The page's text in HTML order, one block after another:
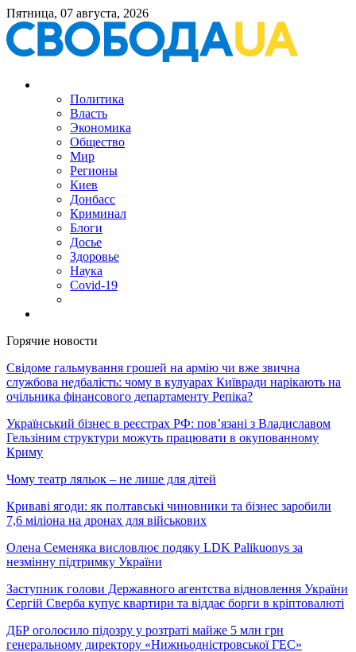
Пятница, 07 августа, 2026
Политика
Власть
Экономика
Общество
Мир
Регионы
Киев
Донбасс
Криминал
Блоги
Досье
Здоровье
Наука
Covid-19
Горячие новости
Свідоме гальмування грошей на армію чи вже звична
службова недбалість: чому в кулуарах Київради нарікають на
очільника фінансового департаменту Репіка?
Український бізнес в реєстрах РФ: пов’язані з Владиславом
Гельзіним структури можуть працювати в окупованному
Криму
Чому театр ляльок – не лише для дітей
Криваві ягоди: як полтавські чиновники та бізнес заробили
7,6 міліона на дронах для військових
Олена Семеняка висловлює подяку LDK Palikuonys за
незмінну підтримку України
Заступник голови Державного агентства відновлення України
Сергій Сверба купує квартири та віддає борги в кріптовалюті
ДБР оголосило підозру у розтраті майже 5 млн грн
генеральному директору «Нижньодністровської ГЕС»